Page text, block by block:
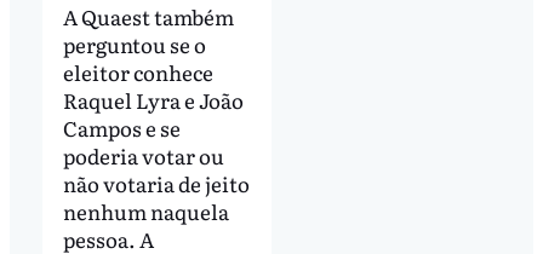
A Quaest também
perguntou se o
eleitor conhece
Raquel Lyra e João
Campos e se
poderia votar ou
não votaria de jeito
nenhum naquela
pessoa. A